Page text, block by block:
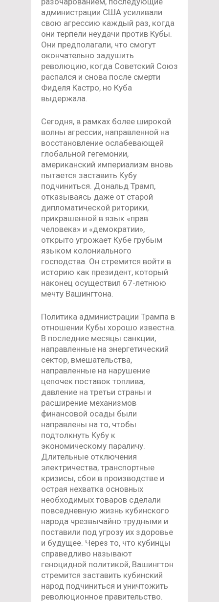
администрации США усиливали
свою агрессию каждый раз, когда
они терпели неудачи против Кубы.
Они предполагали, что смогут
окончательно задушить
революцию, когда Советский Союз
распался и снова после смерти
Фиделя Кастро, но Куба
выдержала.
Сегодня, в рамках более широкой
волны агрессии, направленной на
восстановление ослабевающей
глобальной гегемонии,
американский империализм вновь
пытается заставить Кубу
подчиниться. Дональд Трамп,
отказываясь даже от старой
дипломатической риторики,
прикрашенной в язык «прав
человека» и «демократии»,
открыто угрожает Кубе грубым
языком колониального
господства. Он стремится войти в
историю как президент, который
наконец осуществил 67-летнюю
мечту Вашингтона.
Политика администрации Трампа в
отношении Кубы хорошо известна.
В последние месяцы санкции,
направленные на энергетический
сектор, вмешательства,
направленные на нарушение
цепочек поставок топлива,
давление на третьи страны и
расширение механизмов
финансовой осады были
направлены на то, чтобы
подтолкнуть Кубу к
экономическому параличу.
Длительные отключения
электричества, транспортные
кризисы, сбои в производстве и
острая нехватка основных
необходимых товаров сделали
повседневную жизнь кубинского
народа чрезвычайно трудными и
поставили под угрозу их здоровье
и будущее. Через то, что кубинцы
справедливо называют
геноцидной политикой, Вашингтон
стремится заставить кубинский
народ подчиниться и уничтожить
революционное правительство.